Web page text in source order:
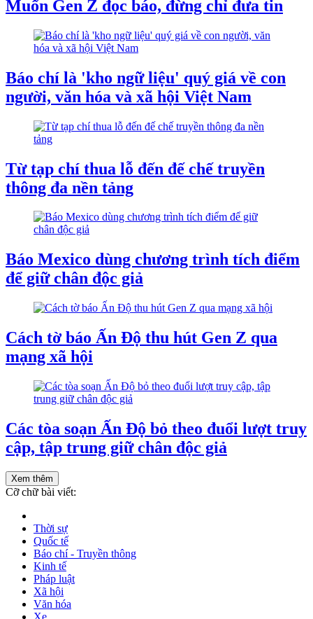
Muốn Gen Z đọc báo, đừng chỉ đưa tin
Báo chí là 'kho ngữ liệu' quý giá về con
người, văn hóa và xã hội Việt Nam
Từ tạp chí thua lỗ đến đế chế truyền
thông đa nền tảng
Báo Mexico dùng chương trình tích điểm
để giữ chân độc giả
Cách tờ báo Ấn Độ thu hút Gen Z qua
mạng xã hội
Các tòa soạn Ấn Độ bỏ theo đuổi lượt truy
cập, tập trung giữ chân độc giả
Xem thêm
Cỡ chữ bài viết:
Thời sự
Quốc tế
Báo chí - Truyền thông
Kinh tế
Pháp luật
Xã hội
Văn hóa
Xe